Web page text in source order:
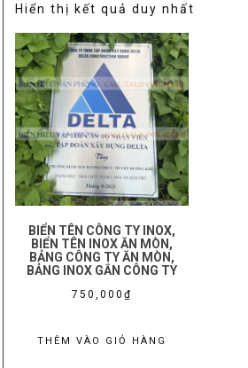
Hiển thị kết quả duy nhất
BIỂN TÊN CÔNG TY INOX,
BIỂN TÊN INOX ĂN MÒN,
BẢNG CÔNG TY ĂN MÒN,
BẢNG INOX GẮN CÔNG TY
750,000 ₫
THÊM VÀO GIỎ HÀNG